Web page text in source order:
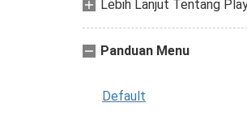
Lebih Lanjut Tentang
Panduan Menu
Default